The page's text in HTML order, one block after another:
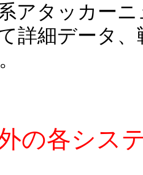
アタッカー
詳細データ、
の各シス